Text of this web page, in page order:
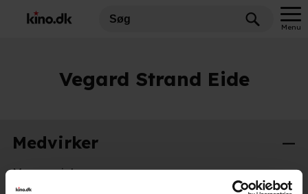
Menu
Vegard Strand Eide
Medvirker
Musenes jul 2025